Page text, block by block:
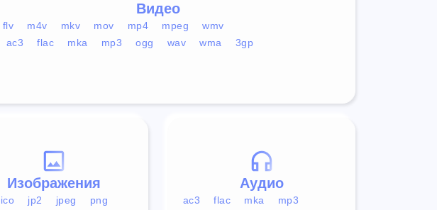
Видео
flv m4v mkv mov mp4 mpeg
wmv
ac3 flac mka mp3 ogg wav wma 3gp
Аудио
ac3 flac mka
mp3
Изображения
ico jp2 jpeg
png